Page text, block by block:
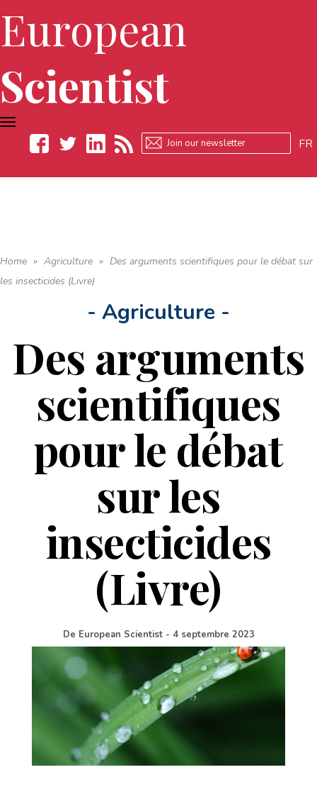
European
Scientist
FR
TOGGLE
NAVIGATION
Home » Agriculture » Des arguments scientifiques pour le débat sur
les insecticides (Livre)
- Agriculture -
Des arguments
scientifiques
pour le débat
sur les
insecticides
(Livre)
De European Scientist - 4 septembre 2023